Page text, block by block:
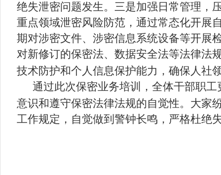
绝失泄密问题发生。三是加强日常管理，
重点领域泄密风险防范，通过常态化开展
期对涉密文件、涉密信息系统设备等开展
对新修订的保密法、数据安全法等法律法
技术防护和个人信息保护能力，确保人社
通过此次保密业务培训，全体干部职
意识和遵守保密法律法规的自觉性。大家
工作规定，自觉做到警钟长鸣，严格杜绝